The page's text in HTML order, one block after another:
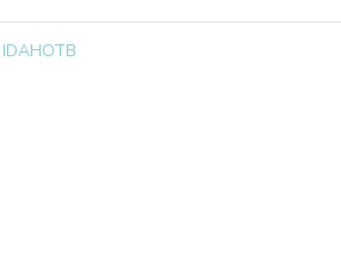
IDAHOTB